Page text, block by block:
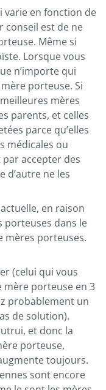
varie en fonction de
conseil est de ne
Même si
Lorsque vous
n’importe qui
porteuse. Si
mères
parents, et celles
parce qu’elles
médicales ou
accepter des
d’autre ne les
en raison
porteuses dans le
mères porteuses.
(celui qui vous
porteuse en 3
probablement un
de solution).
et donc la
porteuse,
toujours.
sont encore